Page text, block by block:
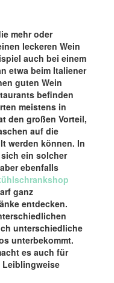
mehr oder
leckeren Wein
auch bei einem
etwa beim Italiener
guten Wein
befinden
meistens in
den großen Vorteil,
auf die
werden können. In
ein solcher
ebenfalls
ganz
entdecken.
unterschiedliche
unterbekommt.
es auch für
Leiblingweise